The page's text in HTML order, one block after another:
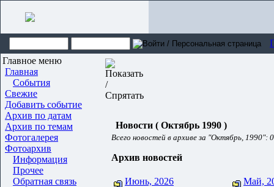
Главное меню
Главная
События
Свежие
Добавить событие
Архив по датам
Архив по темам
Фотогалерея
Фотоархив
Информация
Прочее
Обратная связь
Новости ( Октябрь 1990 )
Всего новостей в архиве за "Октябрь, 1990": 0
Архив новостей
Июнь, 2026
Май,